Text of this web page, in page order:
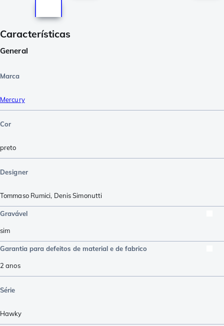
Características
General
Marca
Mercury
Cor
preto
Designer
Tommaso Rumici, Denis Simonutti
Gravável
sim
Garantia para defeitos de material e de fabrico
2 anos
Série
Hawky